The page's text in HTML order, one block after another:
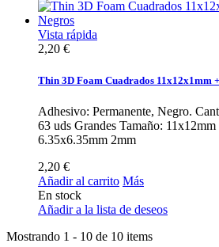
Vista rápida
2,20 €
Thin 3D Foam Cuadrados 11x12x1mm
Adhesivo: Permanente, Negro.
63 uds Grandes Tamaño:
6.35x6.35mm 2mm
2,20 €
Añadir al carrito Más
En stock
Añadir a la lista de deseos
Mostrando 1 - 10 de 10 items